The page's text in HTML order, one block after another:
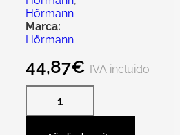
Hörmann
Marca:
Hörmann
44,87€ IVA incluido